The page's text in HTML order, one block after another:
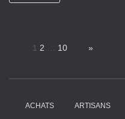
1 2 … 10 »
ACHATS ARTISANS